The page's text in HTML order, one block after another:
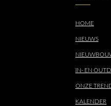
HOME
NIEUWS
IN- EN
ONZE
KALENDER